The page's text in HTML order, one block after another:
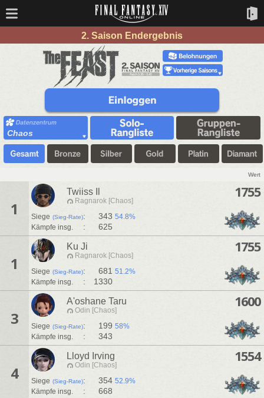
2. Saison Endergebnis
Chaos
Wert
1
Twiiss Il
Ragnarok [Chaos]
Siege (Sieg-Rate): 343 54.8%
Kämpfe insg.
: 625
1755
1
Ku Ji
Ragnarok [Chaos]
Siege (Sieg-Rate): 681 51.2%
Kämpfe insg.
: 1330
1755
3
A'oshane Taru
Odin [Chaos]
Siege (Sieg-Rate): 199 58%
Kämpfe insg.
: 343
1600
4
Lloyd Irving
Odin [Chaos]
Siege (Sieg-Rate): 354 52.9%
Kämpfe insg.
: 668
1554